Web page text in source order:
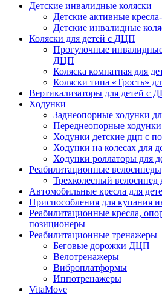
Детские инвалидные коляски
Детские активные
Детские инвалидные
Коляски для детей с ДЦП
Прогулочные
ДЦП
Коляска комнатная для
Коляски типа «Трость»
Вертикализаторы для детей с
Ходунки
Заднеопорные ходунки
Переднеопорные ходунки
Ходунки детские дцп с
Ходунки на колесах для
Ходунки роллаторы для
Реабилитационные велосипеды
Трехколесный
Автомобильные кресла для
Приспособления для купания
Реабилитационные кресла,
позиционеры
Реабилитационные тренажеры
Беговые дорожки ДЦП
Велотренажеры
Виброплатформы
Иппотренажеры
VitaMove